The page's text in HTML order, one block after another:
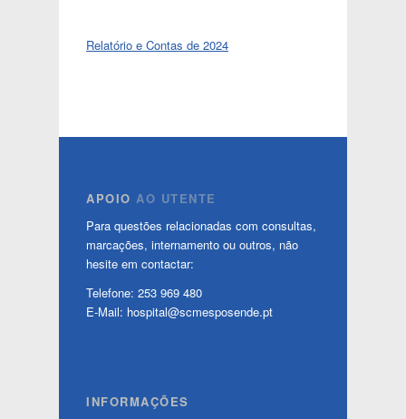
Relatório e Contas de 2024
APOIO AO UTENTE
Para questões relacionadas com consultas,
marcações, internamento ou outros, não
hesite em contactar:
Telefone: 253 969 480
E-Mail: hospital@scmesposende.pt
INFORMAÇÕES